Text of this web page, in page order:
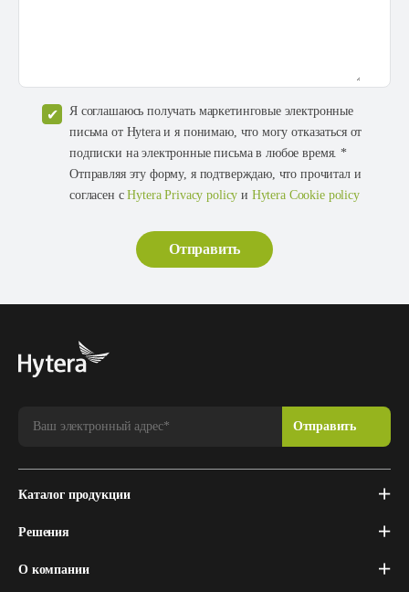
Я соглашаюсь получать маркетинговые электронные
письма от Hytera и я понимаю, что могу отказаться от
подписки на электронные письма в любое время. *
Отправляя эту форму, я подтверждаю, что прочитал и
согласен сHytera Privacy policy и Hytera Cookie policy
Каталог продукции
Решения
О компании